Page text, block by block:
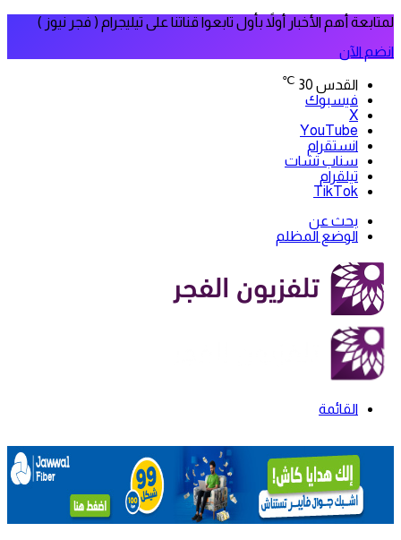
لمتابعة أهم الأخبار أولاً بأول تابعوا قناتنا على تيليجرام ( فجر نيوز )
انضم الآن
القدس 30
℃
فيسبوك
‫X
‫YouTube
انستقرام
سناب تشات
تيلقرام
‫TikTok
بحث عن
الوضع المظلم
القائمة